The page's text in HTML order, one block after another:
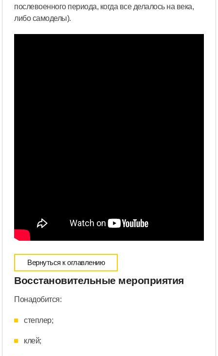
послевоенного периода, когда все делалось на века,
либо самоделы).
Вернуться к оглавлению
Восстановительные мероприятия
Понадобится:
степлер;
клей;